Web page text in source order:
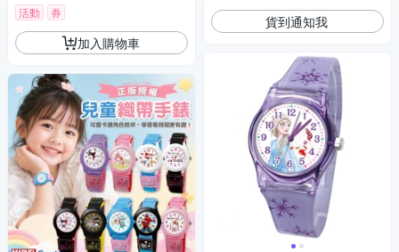
活動 券
加入購物車
貨到通知我